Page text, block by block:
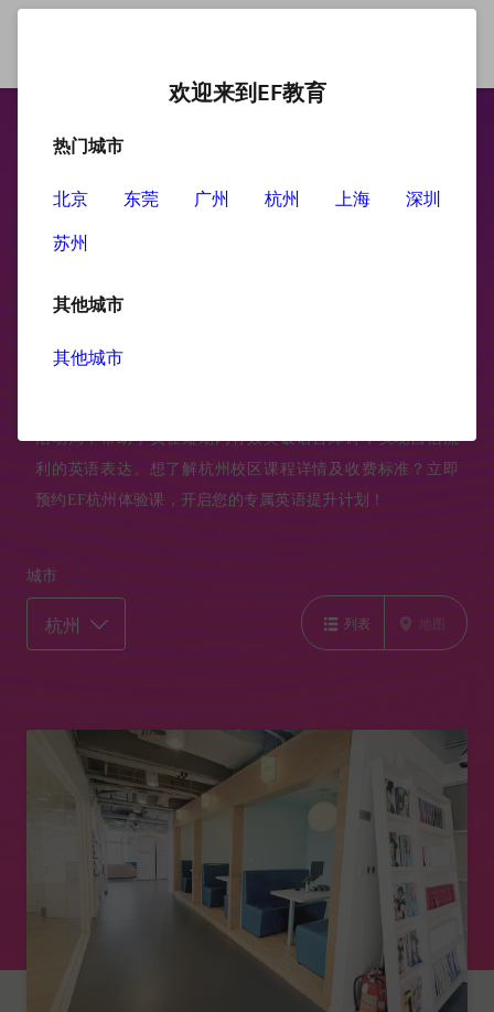
杭州英语培训
杭州英语培训课程为不同背景的学习者提供个性化解决方
语、职场汇报技巧等全方位内容。无论您是大学生、在职人
士还是企业管理者，EF杭州成人英语都能为您量身定制专属
活动局，帮助学员在短期内有效突破语言障碍，实现自信流
利的英语表达。想了解杭州校区课程详情及收费标准？立即
预约EF杭州体验课，开启您的专属英语提升计划！
城市
列表 地图
欢迎来到EF教育
热门城市
北京 东莞 广州 杭州 上海
深圳
苏州
其他城市
其他城市